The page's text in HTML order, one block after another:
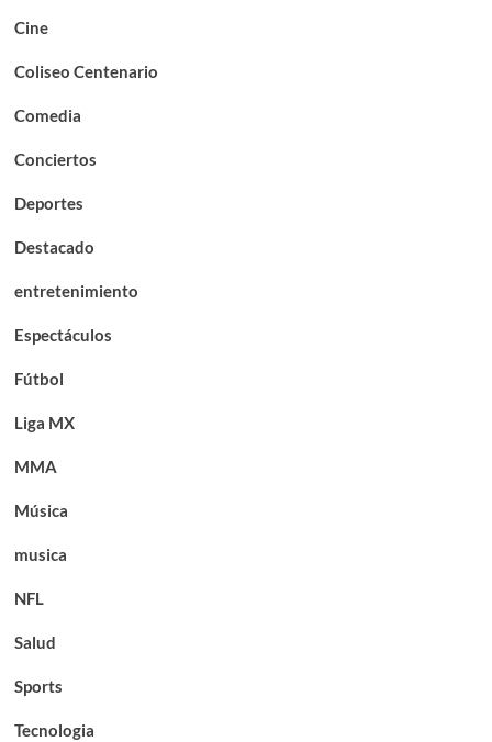
Cine
Coliseo Centenario
Comedia
Conciertos
Deportes
Destacado
entretenimiento
Espectáculos
Fútbol
Liga MX
MMA
Música
musica
NFL
Salud
Sports
Tecnologia